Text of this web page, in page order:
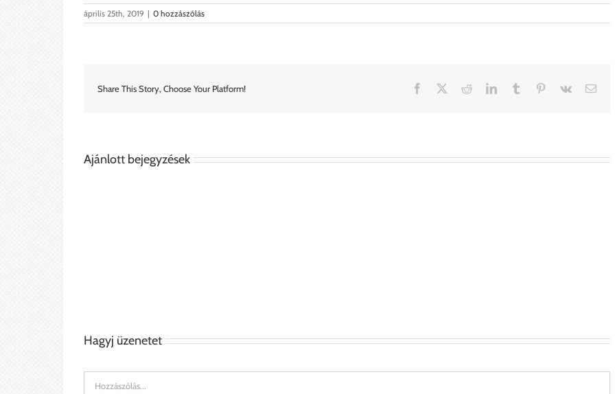
április 25th, 2019 | 0 hozzászólás
Share This Story, Choose Your Platform! Facebook RedditLinkedInTumblr Pinterest
Vk
Ajánlott bejegyzések
Hagyj üzenetet